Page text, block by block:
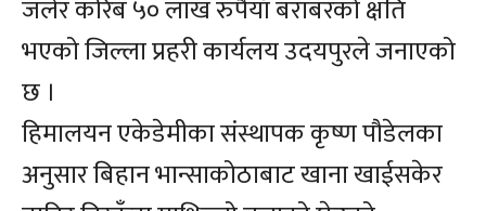
जलेर करिब ५० लाख रुपैयाँ बराबरको क्षति
भएको जिल्ला प्रहरी कार्यलय उदयपुरले जनाएको
छ ।
हिमालयन एकेडेमीका संस्थापक कृष्ण पौडेलका
अनुसार बिहान भान्साकोठाबाट खाना खाईसकेर